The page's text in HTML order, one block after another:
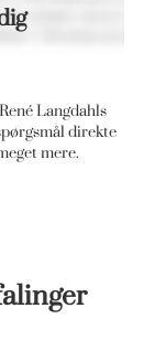
Langdahls
direkte
mere.